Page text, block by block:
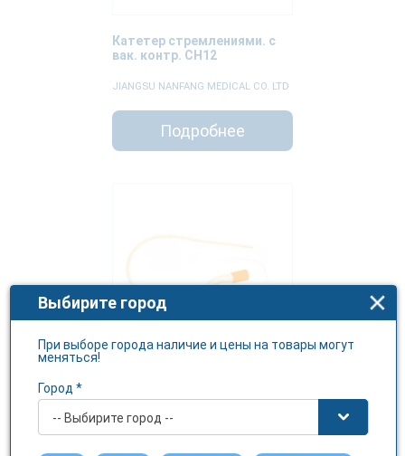
Катетер стремлениями. с
вак. контр. СН12
JIANGSU NANFANG MEDICAL CO. LTD
Подробнее
Волес тип Фолея 16 Fr, 2-
ходовой, 1 штука
JIANGSU NANFANG MEDICAL CO. LTD
Выбирите город
При выборе города наличие и цены на товары могут
меняться!
Город *
-- Выбирите город --